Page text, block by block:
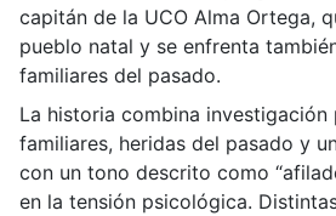
capitán de la UCO Alma Ortega,
pueblo natal y se enfrenta
familiares del pasado.
La historia combina
familiares, heridas del pasado y
con un tono descrito como
en la tensión psicológica.